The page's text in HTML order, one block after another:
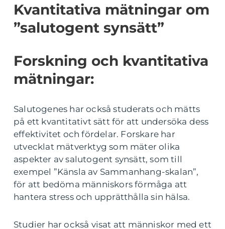
Kvantitativa mätningar om
”salutogent synsätt”
Forskning och kvantitativa
mätningar:
Salutogenes har också studerats och mätts
på ett kvantitativt sätt för att undersöka dess
effektivitet och fördelar. Forskare har
utvecklat mätverktyg som mäter olika
aspekter av salutogent synsätt, som till
exempel ”Känsla av Sammanhang-skalan”,
för att bedöma människors förmåga att
hantera stress och upprätthålla sin hälsa.
Studier har också visat att människor med ett